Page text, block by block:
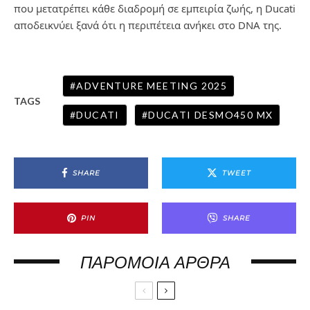
που μετατρέπει κάθε διαδρομή σε εμπειρία ζωής, η Ducati
αποδεικνύει ξανά ότι η περιπέτεια ανήκει στο DNA της.
TAGS
ADVENTURE MEETING 2025
DUCATI DUCATI DESMO450 MX
SHARE TWEET
PIN SHARE
ΠΑΡΌΜΟΙΑ ΆΡΘΡΑ